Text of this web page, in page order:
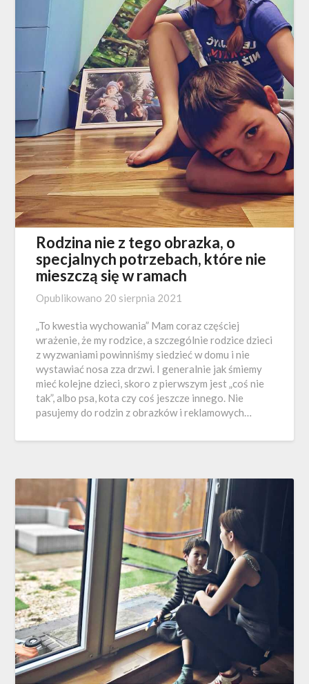
Rodzina nie z tego obrazka, o
specjalnych potrzebach, które nie
mieszczą się w ramach
Opublikowano 20 sierpnia 2021
„To kwestia wychowania” Mam coraz częściej
wrażenie, że my rodzice, a szczególnie rodzice dzieci
z wyzwaniami powinniśmy siedzieć w domu i nie
wystawiać nosa zza drzwi. I generalnie jak śmiemy
mieć kolejne dzieci, skoro z pierwszym jest „coś nie
tak”, albo psa, kota czy coś jeszcze innego. Nie
pasujemy do rodzin z obrazków i reklamowych…